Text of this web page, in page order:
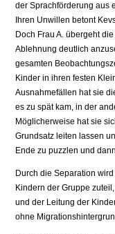
der Sprachförderung aus
Ihren Unwillen betont
Doch Frau A. übergeht
Ablehnung deutlich
gesamten
Kinder in ihren festen
Ausnahmefällen hat sie
es zu spät kam, in der
Möglicherweise hat sie
Grundsatz leiten lassen
Ende zu puzzlen und
Durch die Separation
Kindern der Gruppe
und der Leitung der
ohne